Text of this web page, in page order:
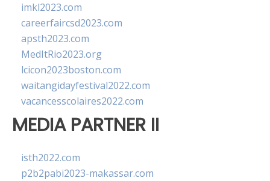
imkl2023.com
careerfaircsd2023.com
apsth2023.com
MedItRio2023.org
lcicon2023boston.com
waitangidayfestival2022.com
vacancesscolaires2022.com
MEDIA PARTNER II
isth2022.com
p2b2pabi2023-makassar.com